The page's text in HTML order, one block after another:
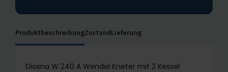
ProduktbeschreibungZustandLieferung
Diosna W 240 A Wendel Kneter mit 2 Kessel